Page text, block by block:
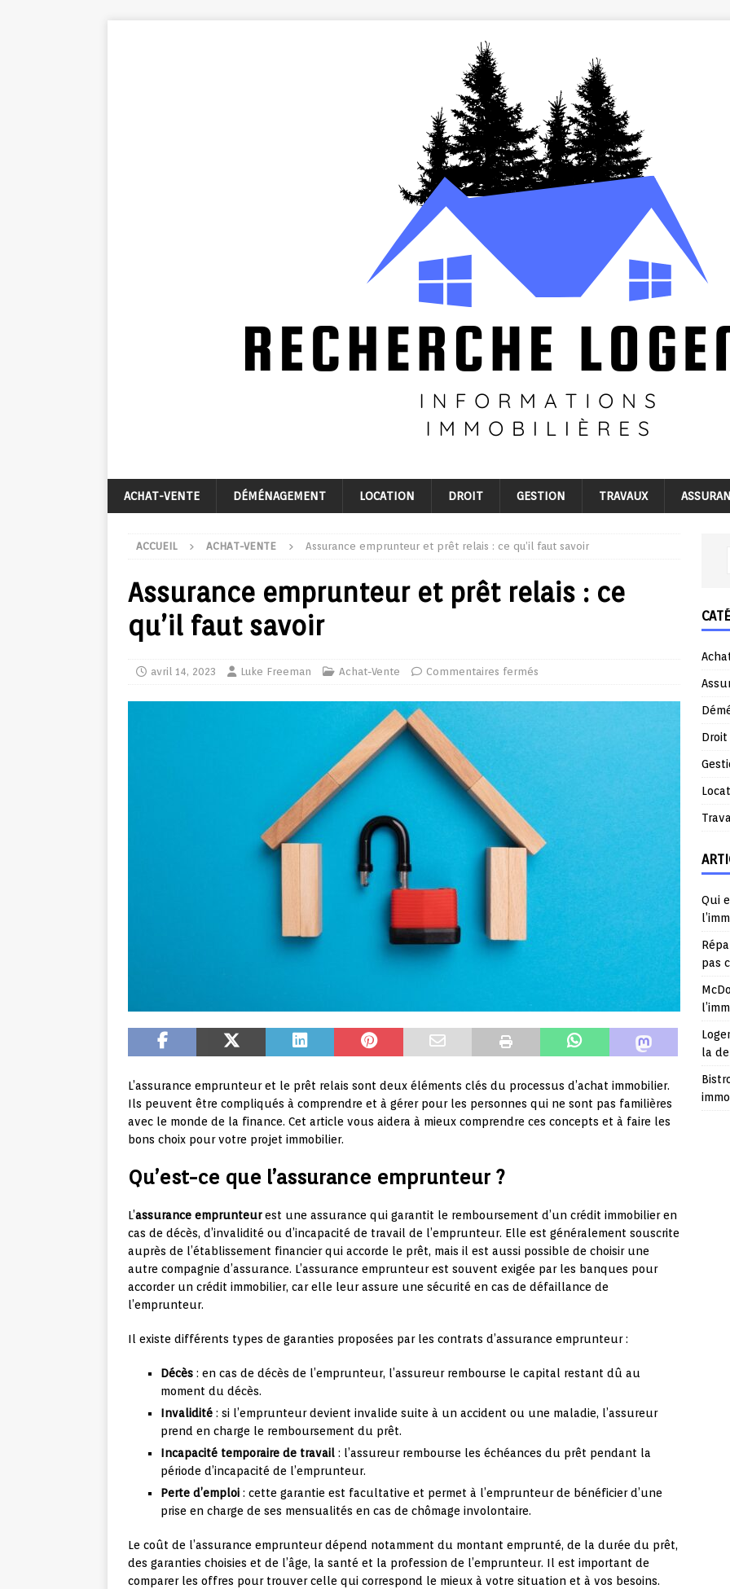
ACHAT-VENTE DÉMÉNAGEMENT LOCATION DROIT GESTION TRAVAUX
ACCUEIL ACHAT-VENTE Assurance emprunteur et prêt relais : ce qu’il faut savoir
Assurance emprunteur et prêt relais : ce
qu’il faut savoir
avril 14, 2023 Luke Freeman Achat-Vente Commentaires fermés
L’assurance emprunteur et le prêt relais sont deux éléments clés du processus d’achat immobilier.
Ils peuvent être compliqués à comprendre et à gérer pour les personnes qui ne sont pas familières
avec le monde de la finance. Cet article vous aidera à mieux comprendre ces concepts et à faire les
bons choix pour votre projet immobilier.
Qu’est-ce que l’assurance emprunteur ?
L’assurance emprunteurest une assurance qui garantit le remboursement d’un crédit immobilier en
cas de décès, d’invalidité ou d’incapacité de travail de l’emprunteur. Elle est généralement souscrite
auprès de l’établissement financier qui accorde le prêt, mais il est aussi possible de choisir une
autre compagnie d’assurance. L’assurance emprunteur est souvent exigée par les banques pour
accorder un crédit immobilier, car elle leur assure une sécurité en cas de défaillance de
l’emprunteur.
Il existe différents types de garanties proposées par les contrats d’assurance emprunteur :
Décès : en cas de décès de l’emprunteur, l’assureur rembourse le capital restant dû au
moment du décès.
Invalidité : si l’emprunteur devient invalide suite à un accident ou une maladie, l’assureur
prend en charge le remboursement du prêt.
Incapacité temporaire de travail : l’assureur rembourse les échéances du prêt pendant la
période d’incapacité de l’emprunteur.
Perte d’emploi : cette garantie est facultative et permet à l’emprunteur de bénéficier d’une
prise en charge de ses mensualités en cas de chômage involontaire.
Le coût de l’assurance emprunteur dépend notamment du montant emprunté, de la durée du prêt,
des garanties choisies et de l’âge, la santé et la profession de l’emprunteur. Il est important de
comparer les offres pour trouver celle qui correspond le mieux à votre situation et à vos besoins.
Droit
Qui
pas
la